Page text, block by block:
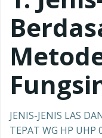
JENIS-JENIS LAS
TEPAT WG HP UHP